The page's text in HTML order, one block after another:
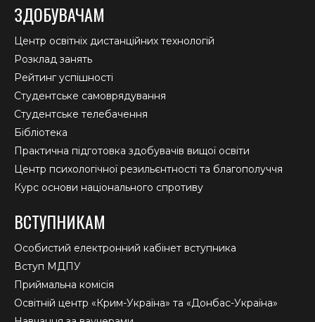
ЗДОБУВАЧАМ
Центр освітніх дистанційних технологій
Розклад занять
Рейтинг успішності
Студентське самоврядування
Студентське телебачення
Бібліотека
Практична підготовка здобувачів вищої освіти
Центр психологічної резильєнтності та благополуччя
Курс основи національного спротиву
ВСТУПНИКАМ
Особистий електронний кабінет вступника
Вступ МДПУ
Приймальна комісія
Освітній центр «Крим-Україна» та «Донбас-Україна»